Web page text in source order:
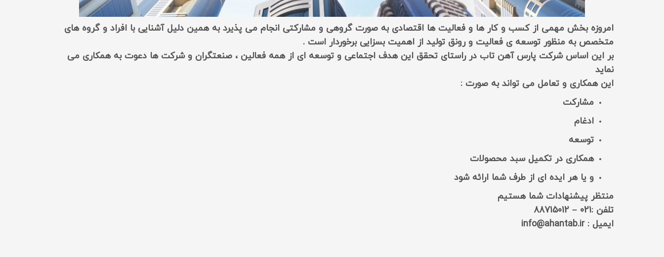
امروزه بخش مهمی از کسب و کار ها و فعالیت ها اقتصادی به صورت گروهی و مشارکتی انجام می پذیرد به همین دلیل آشنایی با افراد و گروه های
متخصص به منظور توسعه ی فعالیت و رونق تولید از اهمیت بسزایی برخوردار است .
بر این اساس شرکت پارس آهن تاب در راستای تحقق این هدف اجتماعی و توسعه ای از همه فعالین ، صنعتگران و شرکت ها دعوت به همکاری می
نماید
این همکاری و تعامل می تواند به صورت :
مشارکت
ادغام
توسعه
همکاری در تکمیل سبد محصولات
و یا هر ایده ای از طرف شما ارائه شود
منتظر پیشنهادات شما هستیم
تلفن :021 – 88715012
ایمیل : info@ahantab.ir